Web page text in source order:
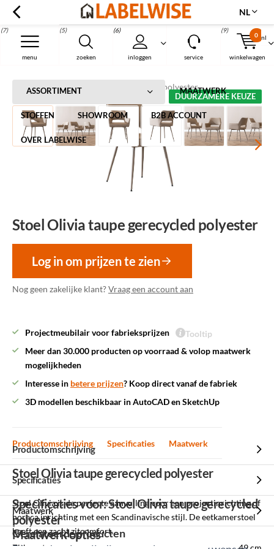
nl
zoeken
(5)
inloggen
(6)
menu
(7)
service winkelwagen
0
(9)
Menu
NL
ASSORTIMENT MAATWERK
STOFFEN SHOWROOM B2B ACCOUNT
OVER LABELWISE
Home Stoel Olivia taupe gerecycled polyester
DUURZAMERE KEUZE
Stoel Olivia taupe gerecycled polyester
Log in om prijzen te zien
Nog geen zakelijke klant?Vraag een account aan
Projectmeubilair voor fabrieksprijzen
Tooltip
Meer dan 30.000 producten op voorraad & volop maatwerk
mogelijkheden
Interesse in betere prijzen? Koop direct vanaf de fabriek
3D modellen beschikbaar in AutoCAD en SketchUp
Productomschrijving Specificaties Maatwerk
Productomschrijving
Stoel Olivia taupe gerecycled polyester
Stoel Olivia is de perfecte aanvulling voor een projectinrichting of
horeca inrichting met een Scandinavische stijl. De eetkamerstoel
heeft een zacht zitcomfort.
Specificaties
Specificaties voor: Stoel Olivia taupe gerecycled
polyester
Maatwerk
Maatwerk opties
Gerelateerde producten